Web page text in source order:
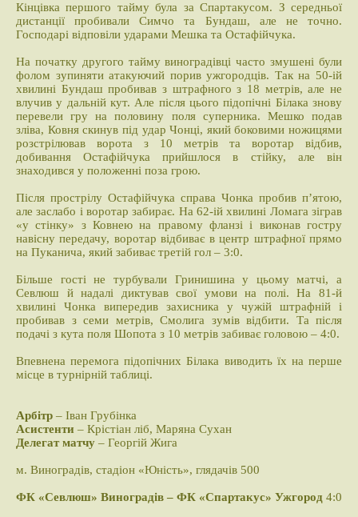
Кінцівка першого тайму була за Спартакусом. З середньої
дистанції пробивали Симчо та Бундаш, але не точно.
Господарі відповіли ударами Мешка та Остафійчука.
На початку другого тайму виноградівці часто змушені були
фолом зупиняти атакуючий порив ужгородців. Так на 50-ій
хвилині Бундаш пробивав з штрафного з 18 метрів, але не
влучив у дальній кут. Але після цього підопічні Білака знову
перевели гру на половину поля суперника. Мешко подав
зліва, Ковня скинув під удар Чонці, який боковими ножицями
розстрілював ворота з 10 метрів та воротар відбив,
добивання Остафійчука прийшлося в стійку, але він
знаходився у положенні поза грою.
Після прострілу Остафійчука справа Чонка пробив п’ятою,
але заслабо і воротар забирає. На 62-ій хвилині Ломага зіграв
«у стінку» з Ковнею на правому фланзі і виконав гостру
навісну передачу, воротар відбиває в центр штрафної прямо
на Пуканича, який забиває третій гол – 3:0.
Більше гості не турбували Гринишина у цьому матчі, а
Севлюш й надалі диктував свої умови на полі. На 81-й
хвилині Чонка випередив захисника у чужій штрафній і
пробивав з семи метрів, Смолига зумів відбити. Та після
подачі з кута поля Шопота з 10 метрів забиває головою – 4:0.
Впевнена перемога підопічних Білака виводить їх на перше
місце в турнірній таблиці.
Арбітр – Іван Грубінка
Асистенти – Крістіан ліб, Маряна Сухан
Делегат матчу – Георгій Жига
м. Виноградів, стадіон «Юність», глядачів 500
ФК «Севлюш» Виноградів – ФК «Спартакус» Ужгород 4:0